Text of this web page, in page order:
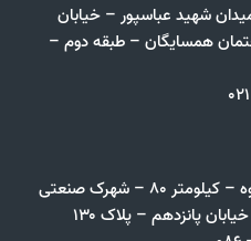
شهید عباسپور – خیابان
– پلاک ۱۳ – ساختمان همسایگان – طبقه دوم –
ایران – بزرگراه تهران . ساوه – کیلومتر ۸۰ – شهرک صنعتی